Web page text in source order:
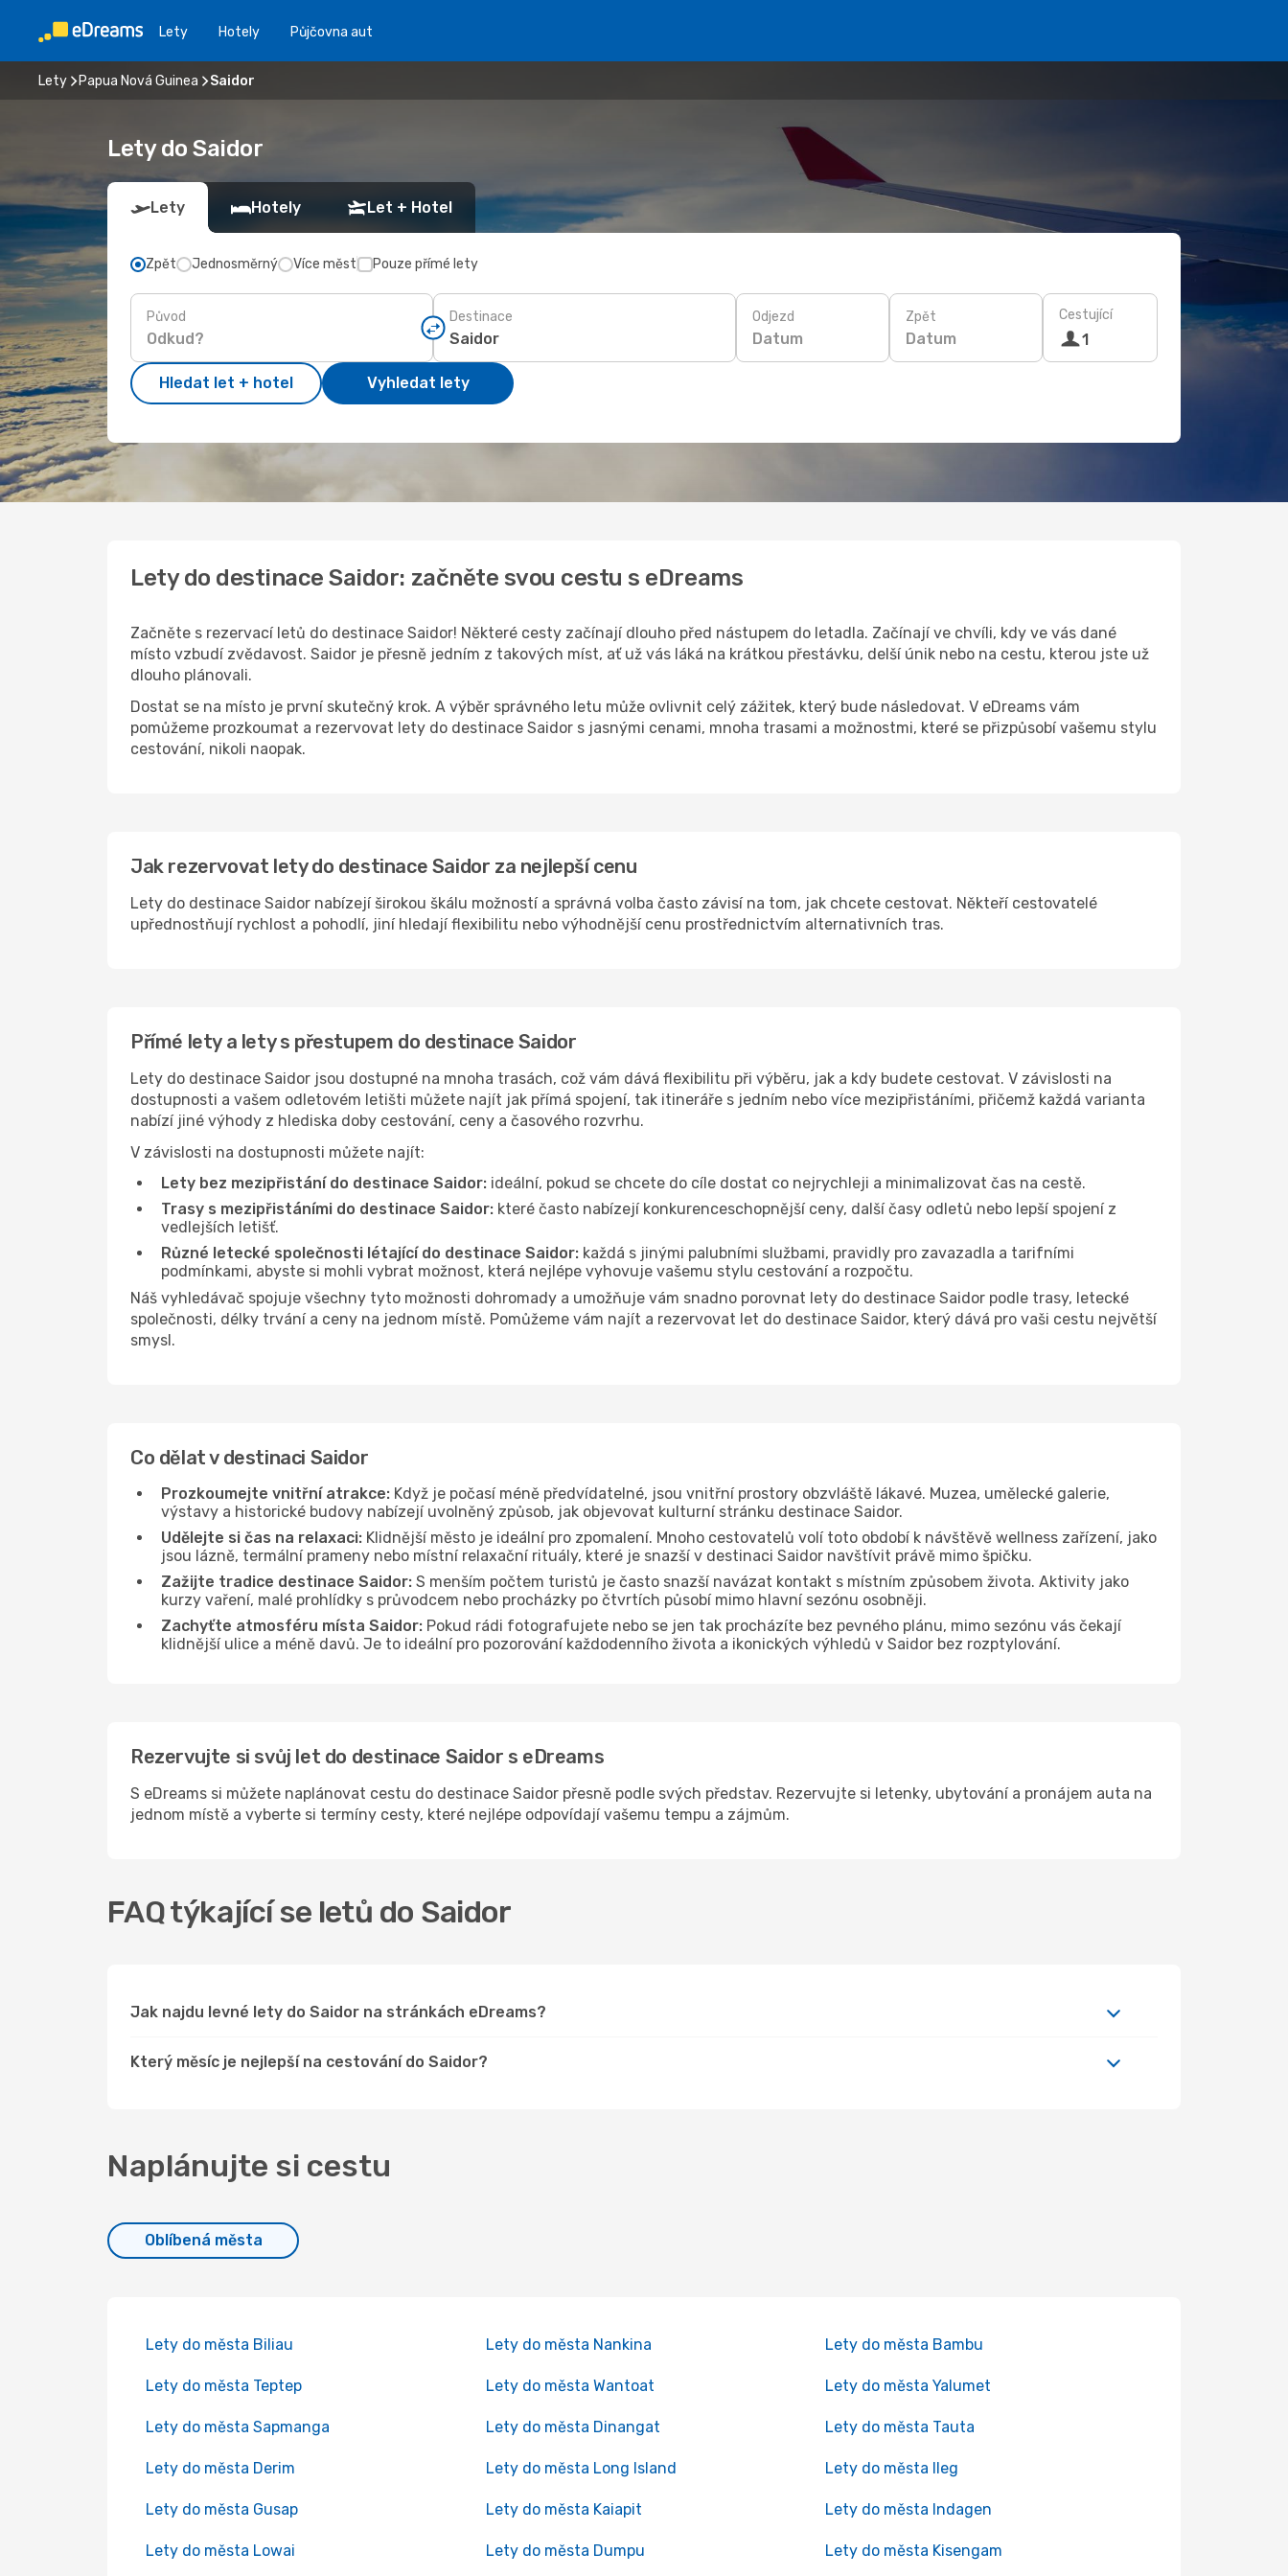
Lety Hotely Půjčovna aut
Lety Papua Nová Guinea Saidor
Lety do Saidor
Lety Hotely Let + Hotel
Zpět Jednosměrný Více měst Pouze přímé lety
Původ Destinace Odjezd
Datum
Zpět
Datum
Cestující
1
Hledat let + hotel Vyhledat lety
Lety do destinace Saidor: začněte svou cestu s eDreams
Začněte s rezervací letů do destinace Saidor! Některé cesty začínají dlouho před nástupem do letadla. Začínají ve chvíli, kdy ve vás dané
místo vzbudí zvědavost. Saidor je přesně jedním z takových míst, ať už vás láká na krátkou přestávku, delší únik nebo na cestu, kterou jste už
dlouho plánovali.
Dostat se na místo je první skutečný krok. A výběr správného letu může ovlivnit celý zážitek, který bude následovat. V eDreams vám
pomůžeme prozkoumat a rezervovat lety do destinace Saidor s jasnými cenami, mnoha trasami a možnostmi, které se přizpůsobí vašemu stylu
cestování, nikoli naopak.
Jak rezervovat lety do destinace Saidor za nejlepší cenu
Lety do destinace Saidor nabízejí širokou škálu možností a správná volba často závisí na tom, jak chcete cestovat. Někteří cestovatelé
upřednostňují rychlost a pohodlí, jiní hledají flexibilitu nebo výhodnější cenu prostřednictvím alternativních tras.
Přímé lety a lety s přestupem do destinace Saidor
Lety do destinace Saidor jsou dostupné na mnoha trasách, což vám dává flexibilitu při výběru, jak a kdy budete cestovat. V závislosti na
dostupnosti a vašem odletovém letišti můžete najít jak přímá spojení, tak itineráře s jedním nebo více mezipřistáními, přičemž každá varianta
nabízí jiné výhody z hlediska doby cestování, ceny a časového rozvrhu.
V závislosti na dostupnosti můžete najít:
Lety bez mezipřistání do destinace Saidor: ideální, pokud se chcete do cíle dostat co nejrychleji a minimalizovat čas na cestě.
Trasy s mezipřistáními do destinace Saidor: které často nabízejí konkurenceschopnější ceny, další časy odletů nebo lepší spojení z
vedlejších letišť.
Různé letecké společnosti létající do destinace Saidor: každá s jinými palubními službami, pravidly pro zavazadla a tarifními
podmínkami, abyste si mohli vybrat možnost, která nejlépe vyhovuje vašemu stylu cestování a rozpočtu.
Náš vyhledávač spojuje všechny tyto možnosti dohromady a umožňuje vám snadno porovnat lety do destinace Saidor podle trasy, letecké
společnosti, délky trvání a ceny na jednom místě. Pomůžeme vám najít a rezervovat let do destinace Saidor, který dává pro vaši cestu největší
smysl.
Co dělat v destinaci Saidor
Prozkoumejte vnitřní atrakce: Když je počasí méně předvídatelné, jsou vnitřní prostory obzvláště lákavé. Muzea, umělecké galerie,
výstavy a historické budovy nabízejí uvolněný způsob, jak objevovat kulturní stránku destinace Saidor.
Udělejte si čas na relaxaci: Klidnější město je ideální pro zpomalení. Mnoho cestovatelů volí toto období k návštěvě wellness zařízení, jako
jsou lázně, termální prameny nebo místní relaxační rituály, které je snazší v destinaci Saidor navštívit právě mimo špičku.
Zažijte tradice destinace Saidor: S menším počtem turistů je často snazší navázat kontakt s místním způsobem života. Aktivity jako
kurzy vaření, malé prohlídky s průvodcem nebo procházky po čtvrtích působí mimo hlavní sezónu osobněji.
Zachyťte atmosféru místa Saidor: Pokud rádi fotografujete nebo se jen tak procházíte bez pevného plánu, mimo sezónu vás čekají
klidnější ulice a méně davů. Je to ideální pro pozorování každodenního života a ikonických výhledů v Saidor bez rozptylování.
Rezervujte si svůj let do destinace Saidor s eDreams
S eDreams si můžete naplánovat cestu do destinace Saidor přesně podle svých představ. Rezervujte si letenky, ubytování a pronájem auta na
jednom místě a vyberte si termíny cesty, které nejlépe odpovídají vašemu tempu a zájmům.
FAQ týkající se letů do Saidor
Jak najdu levné lety do Saidor na stránkách eDreams?
Který měsíc je nejlepší na cestování do Saidor?
Naplánujte si cestu
Oblíbená města
Lety do města Biliau Lety do města Nankina Lety do města Bambu
Lety do města Teptep Lety do města Wantoat Lety do města Yalumet
Lety do města Sapmanga Lety do města Dinangat Lety do města Tauta
Lety do města Derim Lety do města Long Island Lety do města Ileg
Lety do města Gusap Lety do města Kaiapit Lety do města Indagen
Lety do města Lowai Lety do města Dumpu Lety do města Kisengam